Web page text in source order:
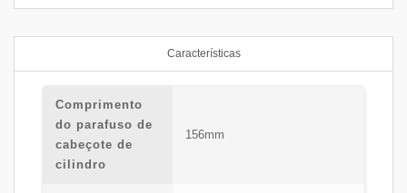
Características
Comprimento
do parafuso de
cabeçote de
cilindro
156mm